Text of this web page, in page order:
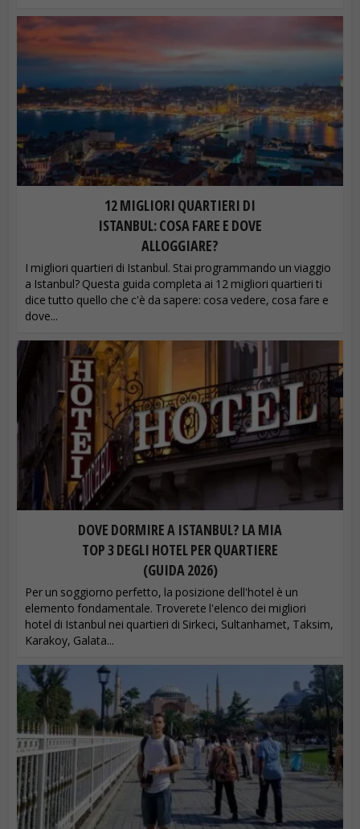
12 MIGLIORI QUARTIERI DI
ISTANBUL: COSA FARE E DOVE
ALLOGGIARE?
I migliori quartieri di Istanbul. Stai programmando un viaggio
a Istanbul? Questa guida completa ai 12 migliori quartieri ti
dice tutto quello che c'è da sapere: cosa vedere, cosa fare e
dove...
DOVE DORMIRE A ISTANBUL? LA MIA
TOP 3 DEGLI HOTEL PER QUARTIERE
(GUIDA 2026)
Per un soggiorno perfetto, la posizione dell'hotel è un
elemento fondamentale. Troverete l'elenco dei migliori
hotel di Istanbul nei quartieri di Sirkeci, Sultanhamet, Taksim,
Karakoy, Galata...